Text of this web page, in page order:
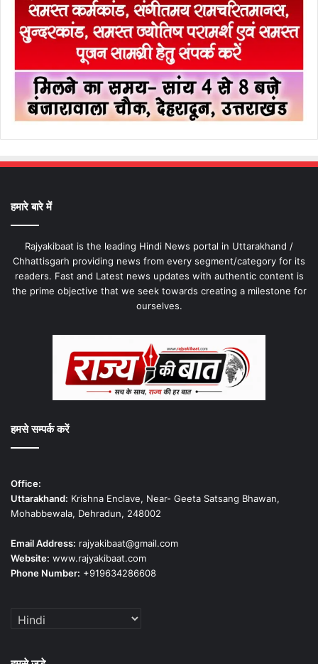
हमारे बारे में
Rajyakibaat is the leading Hindi News portal in Uttarakhand /
Chhattisgarh providing news from every segment/category for its
readers. Fast and Latest news updates with authentic content is
the prime objective that we seek towards creating a milestone for
ourselves.
हमसे सम्पर्क करें
Office:
Uttarakhand: Krishna Enclave, Near- Geeta Satsang Bhawan,
Mohabbewala, Dehradun, 248002
Email Address: rajyakibaat@gmail.com
Website: www.rajyakibaat.com
Phone Number: +919634286608